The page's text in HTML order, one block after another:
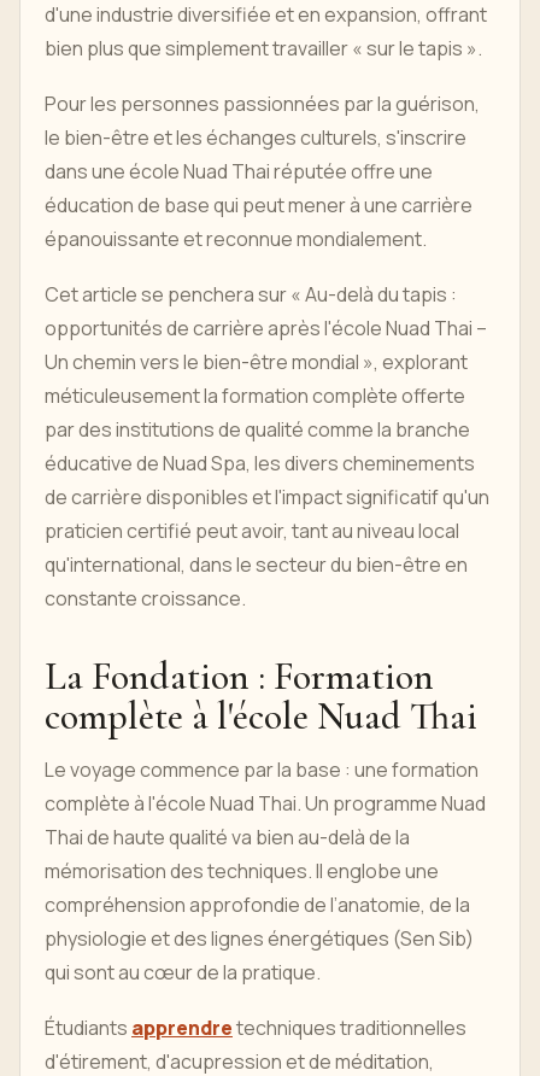
d'une industrie diversifiée et en expansion, offrant
bien plus que simplement travailler « sur le tapis ».
Pour les personnes passionnées par la guérison,
le bien-être et les échanges culturels, s'inscrire
dans une école Nuad Thai réputée offre une
éducation de base qui peut mener à une carrière
épanouissante et reconnue mondialement.
Cet article se penchera sur « Au-delà du tapis :
opportunités de carrière après l'école Nuad Thai –
Un chemin vers le bien-être mondial », explorant
méticuleusement la formation complète offerte
par des institutions de qualité comme la branche
éducative de Nuad Spa, les divers cheminements
de carrière disponibles et l'impact significatif qu'un
praticien certifié peut avoir, tant au niveau local
qu'international, dans le secteur du bien-être en
constante croissance.
La Fondation : Formation
complète à l'école Nuad Thai
Le voyage commence par la base : une formation
complète à l'école Nuad Thai. Un programme Nuad
Thai de haute qualité va bien au-delà de la
mémorisation des techniques. Il englobe une
compréhension approfondie de l’anatomie, de la
physiologie et des lignes énergétiques (Sen Sib)
qui sont au cœur de la pratique.
Étudiants apprendretechniques traditionnelles
d'étirement, d'acupression et de méditation,